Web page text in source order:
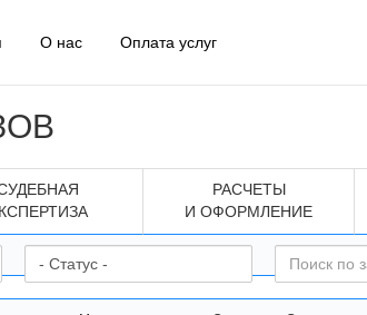
О нас Оплата услуг
РАСЧЕТЫ
И ОФОРМЛЕНИЕ